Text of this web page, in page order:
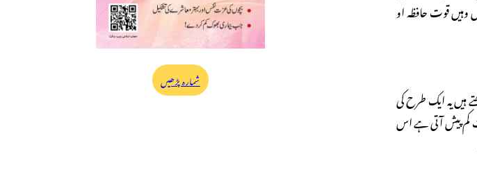
قوت حافظہ او
ہیں یہ ایک طرح کی
کم پیش آتی ہے اس
شمارہ پڑھیں